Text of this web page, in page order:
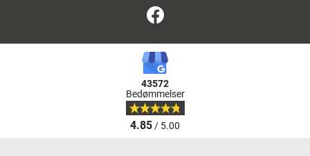
43572
Bedømmelser
4.85/ 5.00